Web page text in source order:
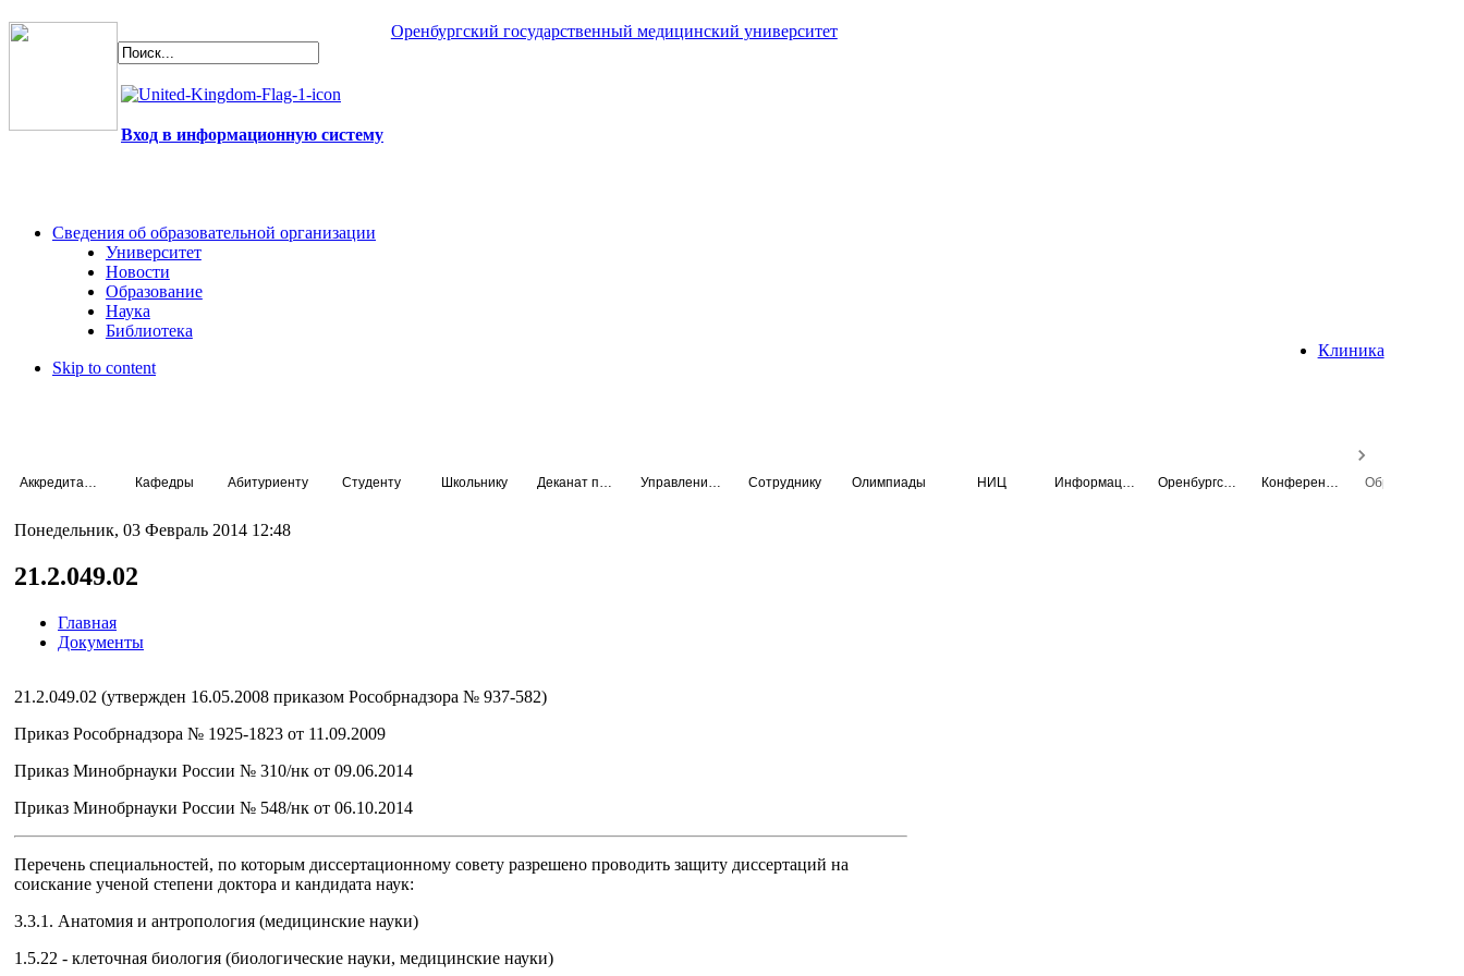
Оренбургский государственный медицинский университет
Вход в информационную систему
Сведения об образовательной организации
Университет
Новости
Образование
Наука
Библиотека
Клиника
Skip to content
Кафедры Абитуриенту Студенту Школьнику Сотруднику Олимпиады НИЦ
Понедельник, 03 Февраль 2014 12:48
21.2.049.02
Главная
Документы
21.2.049.02 (утвержден 16.05.2008 приказом Рособрнадзора № 937-582)
Приказ Рособрнадзора № 1925-1823 от 11.09.2009
Приказ Минобрнауки России № 310/нк от 09.06.2014
Приказ Минобрнауки России № 548/нк от 06.10.2014
Перечень специальностей, по которым диссертационному совету разрешено проводить защиту диссертаций на
соискание ученой степени доктора и кандидата наук:
3.3.1. Анатомия и антропология (медицинские науки)
1.5.22 - клеточная биология (биологические науки, медицинские науки)